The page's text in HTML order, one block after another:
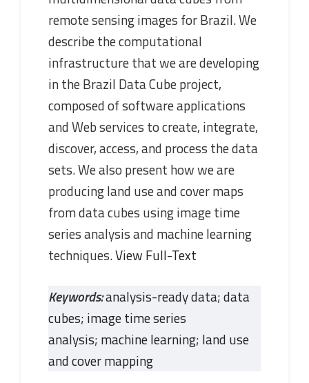
remote sensing images for Brazil. We
describe the computational
infrastructure that we are developing
in the Brazil Data Cube project,
composed of software applications
and Web services to create, integrate,
discover, access, and process the data
sets. We also present how we are
producing land use and cover maps
from data cubes using image time
series analysis and machine learning
techniques.View Full-Text
Keywords:analysis-ready data;data
cubes; image time series
analysis; machine learning; land use
and cover mapping